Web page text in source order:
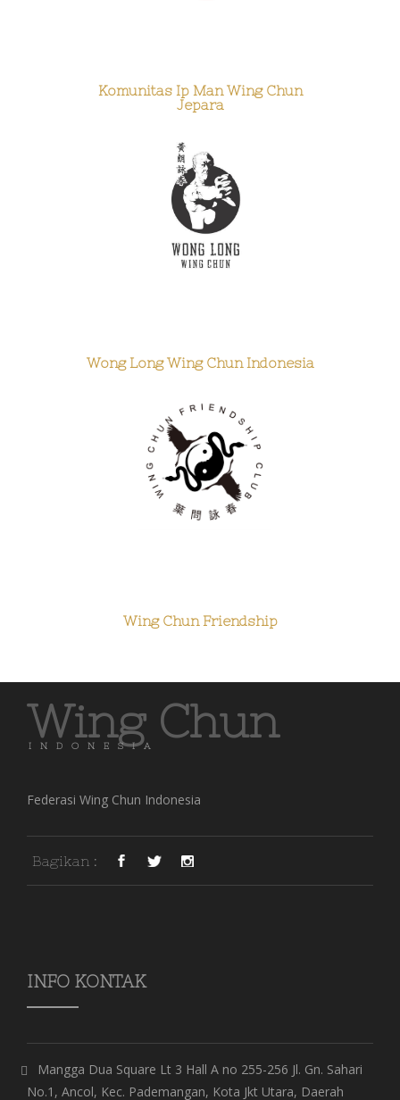
Komunitas Ip Man Wing Chun
Jepara
Wong Long Wing Chun Indonesia
Wing Chun Friendship
Wing Chun
INDONESIA
Federasi Wing Chun Indonesia
Bagikan :
INFO KONTAK
Mangga Dua Square Lt 3 Hall A no 255-256 Jl. Gn. Sahari
No.1, Ancol, Kec. Pademangan, Kota Jkt Utara, Daerah